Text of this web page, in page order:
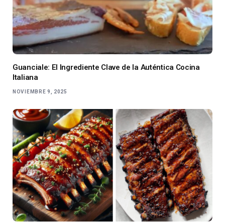
Guanciale: El Ingrediente Clave de la Auténtica Cocina
Italiana
NOVIEMBRE 9, 2025